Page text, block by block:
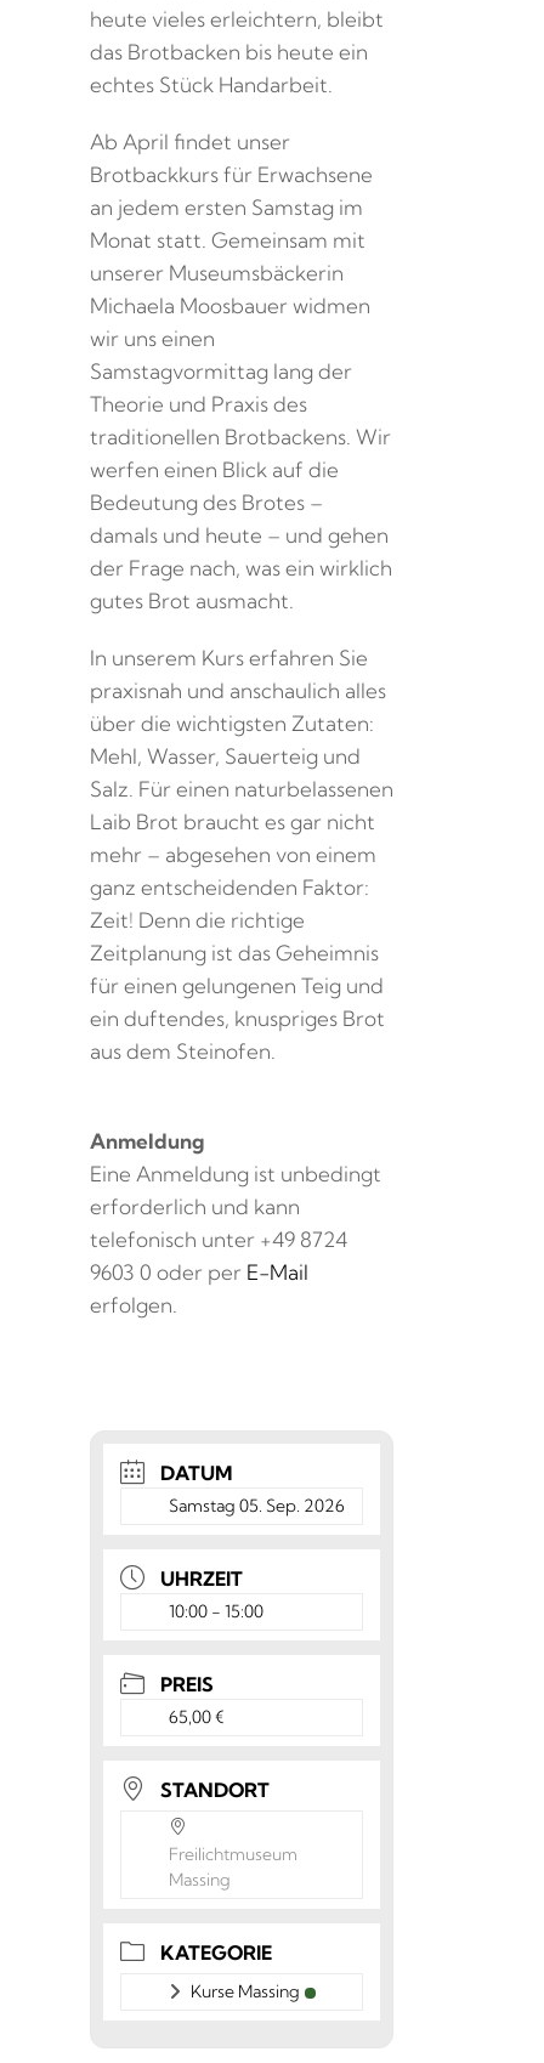
heute vieles erleichtern, bleibt
das Brotbacken bis heute ein
echtes Stück Handarbeit.
Ab April findet unser
Brotbackkurs für Erwachsene
an jedem ersten Samstag im
Monat statt. Gemeinsam mit
unserer Museumsbäckerin
Michaela Moosbauer widmen
wir uns einen
Samstagvormittag lang der
Theorie und Praxis des
traditionellen Brotbackens. Wir
werfen einen Blick auf die
Bedeutung des Brotes –
damals und heute – und gehen
der Frage nach, was ein wirklich
gutes Brot ausmacht.
In unserem Kurs erfahren Sie
praxisnah und anschaulich alles
über die wichtigsten Zutaten:
Mehl, Wasser, Sauerteig und
Salz. Für einen naturbelassenen
Laib Brot braucht es gar nicht
mehr – abgesehen von einem
ganz entscheidenden Faktor:
Zeit! Denn die richtige
Zeitplanung ist das Geheimnis
für einen gelungenen Teig und
ein duftendes, knuspriges Brot
aus dem Steinofen.
Anmeldung
Eine Anmeldung ist unbedingt
erforderlich und kann
telefonisch unter +49 8724
9603 0 oder per E-Mail
erfolgen.
DATUM
Samstag 05. Sep. 2026
UHRZEIT
10:00 - 15:00
PREIS
65,00 €
STANDORT
Freilichtmuseum
Massing
KATEGORIE
Kurse Massing